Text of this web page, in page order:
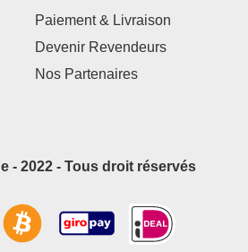
Paiement & Livraison
Devenir Revendeurs
Nos Partenaires
- 2022 - Tous droit réservés